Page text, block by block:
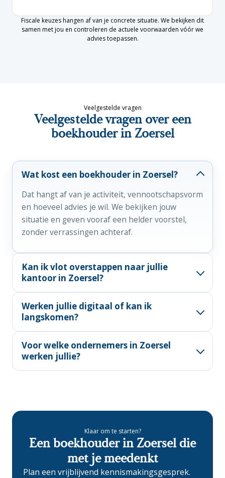
Fiscale keuzes hangen af van je concrete situatie. We bekijken dit
samen met jou en controleren de actuele voorwaarden vóór we
advies toepassen.
Veelgestelde vragen
Veelgestelde vragen over een
boekhouder in Zoersel
Wat kost een boekhouder in Zoersel?
Dat hangt af van je activiteit, vennootschapsvorm
en hoeveel advies je wil. We bekijken jouw
situatie en geven vooraf een helder voorstel,
zonder verrassingen achteraf.
Kan ik vlot overstappen naar jullie
kantoor in Zoersel?
boekhouder en de overdracht van je dossier,
zodat jij er weinig van merkt.
Werken jullie digitaal of kan ik
langskomen?
voor een gesprek loop je gewoon binnen bij ons
kantoor in Zoersel.
Voor welke ondernemers in Zoersel
werken jullie?
Klaar om te starten?
Een boekhouder in Zoersel die
met je meedenkt
Plan een vrijblijvend kennismakingsgesprek.